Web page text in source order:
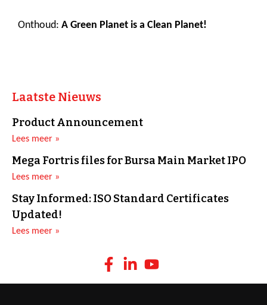
Onthoud: A Green Planet is a Clean Planet!
Laatste Nieuws
Product Announcement
Lees meer »
Mega Fortris files for Bursa Main Market IPO
Lees meer »
Stay Informed: ISO Standard Certificates
Updated!
Lees meer »